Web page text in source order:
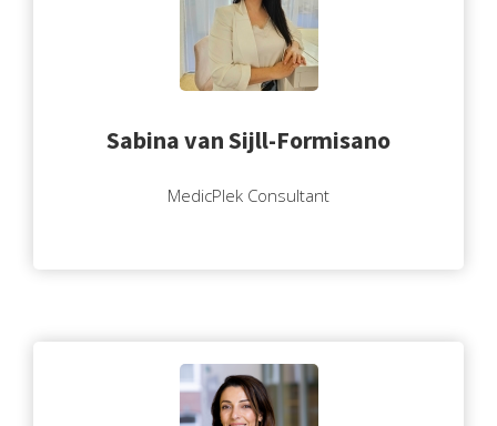
Sabina van Sijll-Formisano
MedicPlek Consultant